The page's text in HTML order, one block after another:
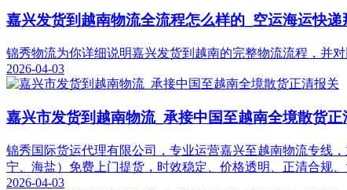
嘉兴发货到越南物流全流程怎么样的_空运海运快递
锦秀物流为你详细说明嘉兴发货到越南的完整物流流程，并
2026-04-03
嘉兴市发货到越南物流_承接中国至越南全境散货正
锦秀国际货运代理有限公司，专业运营嘉兴至越南物流专线
宁、海盐）免费上门提货，时效稳定、价格透明、正清合规
2026-04-03